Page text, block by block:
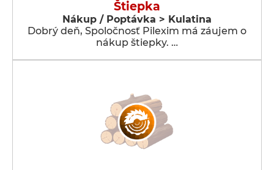
Štiepka
Nákup / Poptávka > Kulatina
Dobrý deň, Spoločnosť Pilexim má záujem o
nákup štiepky. …